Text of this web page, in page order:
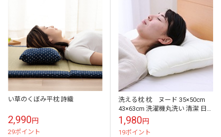
い草のくぼみ平枕 詩織
2,990円
29ポイント
洗える枕 枕 ヌード 35×50cm
43×63cm 洗濯機丸洗い 清潔 日本
製
1,980円
19ポイント